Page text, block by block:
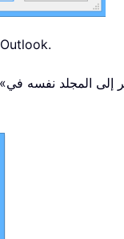
الخطوة 6: انقر على زر «التالي» في مربع حوار استيراد ملف بيانات Outlook.